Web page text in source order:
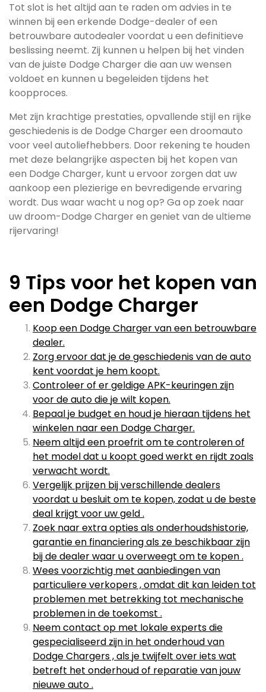
Tot slot is het altijd aan te raden om advies in te
winnen bij een erkende Dodge-dealer of een
betrouwbare autodealer voordat u een definitieve
beslissing neemt. Zij kunnen u helpen bij het vinden
van de juiste Dodge Charger die aan uw wensen
voldoet en kunnen u begeleiden tijdens het
koopproces.
Met zijn krachtige prestaties, opvallende stijl en rijke
geschiedenis is de Dodge Charger een droomauto
voor veel autoliefhebbers. Door rekening te houden
met deze belangrijke aspecten bij het kopen van
een Dodge Charger, kunt u ervoor zorgen dat uw
aankoop een plezierige en bevredigende ervaring
wordt. Dus waar wacht u nog op? Ga op zoek naar
uw droom-Dodge Charger en geniet van de ultieme
rijervaring!
9 Tips voor het kopen van
een Dodge Charger
Koop een Dodge Charger van een betrouwbare
dealer.
Zorg ervoor dat je de geschiedenis van de auto
kent voordat je hem koopt.
Controleer of er geldige APK-keuringen zijn
voor de auto die je wilt kopen.
Bepaal je budget en houd je hieraan tijdens het
winkelen naar een Dodge Charger.
Neem altijd een proefrit om te controleren of
het model dat u koopt goed werkt en rijdt zoals
verwacht wordt.
Vergelijk prijzen bij verschillende dealers
voordat u besluit om te kopen, zodat u de beste
deal krijgt voor uw geld .
Zoek naar extra opties als onderhoudshistorie,
garantie en financiering als ze beschikbaar zijn
bij de dealer waar u overweegt om te kopen .
Wees voorzichtig met aanbiedingen van
particuliere verkopers , omdat dit kan leiden tot
problemen met betrekking tot mechanische
problemen in de toekomst .
Neem contact op met lokale experts die
gespecialiseerd zijn in het onderhoud van
Dodge Chargers , als je twijfelt over iets wat
betreft het onderhoud of reparatie van jouw
nieuwe auto .